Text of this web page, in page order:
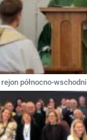
rejon północno-wschodni